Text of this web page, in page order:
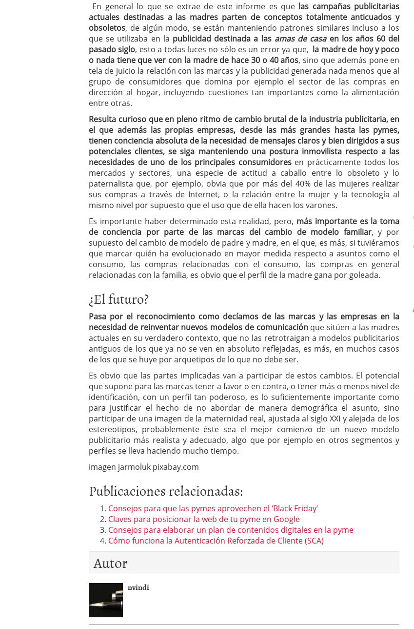
En general lo que se extrae de este informe es que las campañas publicitarias
actuales destinadas a las madres parten de conceptos totalmente anticuados y
obsoletos, de algún modo, se están manteniendo patrones similares incluso a los
que se utilizaba en la publicidad destinada a las amas de casaen los años 60 del
pasado siglo, esto a todas luces no sólo es un error ya que, la madre de hoy y poco
o nada tiene que ver con la madre de hace 30 o 40 años, sino que además pone en
tela de juicio la relación con las marcas y la publicidad generada nada menos que al
grupo de consumidores que domina por ejemplo el sector de las compras en
dirección al hogar, incluyendo cuestiones tan importantes como la alimentación
entre otras.
Resulta curioso que en pleno ritmo de cambio brutal de la industria publicitaria, en
el que además las propias empresas, desde las más grandes hasta las pymes,
tienen conciencia absoluta de la necesidad de mensajes claros y bien dirigidos a sus
potenciales clientes, se siga manteniendo una postura inmovilista respecto a las
necesidades de uno de los principales consumidoresen prácticamente todos los
mercados y sectores, una especie de actitud a caballo entre lo obsoleto y lo
paternalista que, por ejemplo, obvia que por más del 40% de las mujeres realizar
sus compras a través de Internet, o la relación entre la mujer y la tecnología al
mismo nivel por supuesto que el uso que de ella hacen los varones.
Es importante haber determinado esta realidad, pero, más importante es la toma
de conciencia por parte de las marcas del cambio de modelo familiar, y por
supuesto del cambio de modelo de padre y madre, en el que, es más, si tuviéramos
que marcar quién ha evolucionado en mayor medida respecto a asuntos como el
consumo, las compras relacionadas con el consumo, las compras en general
relacionadas con la familia, es obvio que el perfil de la madre gana por goleada.
¿El futuro?
Pasa por el reconocimiento como decíamos de las marcas y las empresas en la
necesidad de reinventar nuevos modelos de comunicaciónque sitúen a las madres
actuales en su verdadero contexto, que no las retrotraigan a modelos publicitarios
antiguos de los que ya no se ven en absoluto reflejadas, es más, en muchos casos
de los que se huye por arquetipos de lo que no debe ser.
Es obvio que las partes implicadas van a participar de estos cambios. El potencial
que supone para las marcas tener a favor o en contra, o tener más o menos nivel de
identificación, con un perfil tan poderoso, es lo suficientemente importante como
para justificar el hecho de no abordar de manera demográfica el asunto, sino
participar de una imagen de la maternidad real, ajustada al siglo XXI y alejada de los
estereotipos, probablemente éste sea el mejor comienzo de un nuevo modelo
publicitario más realista y adecuado, algo que por ejemplo en otros segmentos y
perfiles se lleva haciendo mucho tiempo.
imagen jarmoluk pixabay.com
Publicaciones relacionadas:
Consejos para que las pymes aprovechen el ‘Black Friday’
Claves para posicionar la web de tu pyme en Google
Consejos para elaborar un plan de contenidos digitales en la pyme
Cómo funciona la Autenticación Reforzada de Cliente (SCA)
Autor
nvindi